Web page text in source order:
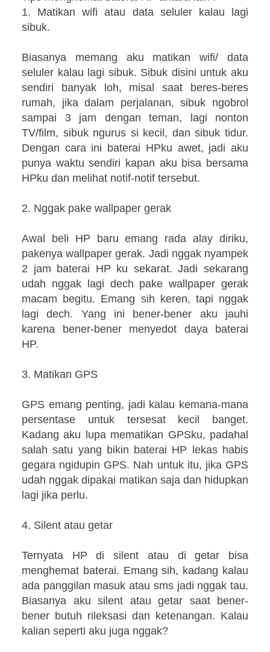
1. Matikan wifi atau data seluler kalau lagi
sibuk.
Biasanya memang aku matikan wifi/ data
seluler kalau lagi sibuk. Sibuk disini untuk aku
sendiri banyak loh, misal saat beres-beres
rumah, jika dalam perjalanan, sibuk ngobrol
sampai 3 jam dengan teman, lagi nonton
TV/film, sibuk ngurus si kecil, dan sibuk tidur.
Dengan cara ini baterai HPku awet, jadi aku
punya waktu sendiri kapan aku bisa bersama
HPku dan melihat notif-notif tersebut.
2. Nggak pake wallpaper gerak
Awal beli HP baru emang rada alay diriku,
pakenya wallpaper gerak. Jadi nggak nyampek
2 jam baterai HP ku sekarat. Jadi sekarang
udah nggak lagi dech pake wallpaper gerak
macam begitu. Emang sih keren, tapi nggak
lagi dech. Yang ini bener-bener aku jauhi
karena bener-bener menyedot daya baterai
HP.
3. Matikan GPS
GPS emang penting, jadi kalau kemana-mana
persentase untuk tersesat kecil banget.
Kadang aku lupa mematikan GPSku, padahal
salah satu yang bikin baterai HP lekas habis
gegara ngidupin GPS. Nah untuk itu, jika GPS
udah nggak dipakai matikan saja dan hidupkan
lagi jika perlu.
4. Silent atau getar
Ternyata HP di silent atau di getar bisa
menghemat baterai. Emang sih, kadang kalau
ada panggilan masuk atau sms jadi nggak tau.
Biasanya aku silent atau getar saat bener-
bener butuh rileksasi dan ketenangan. Kalau
kalian seperti aku juga nggak?